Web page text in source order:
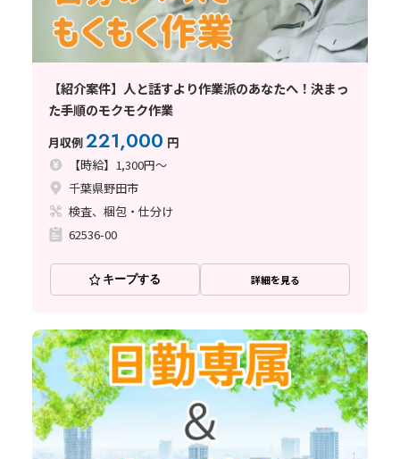
【紹介案件】人と話すより作業派のあなたへ！決まっ
た手順のモクモク作業
月収例221,000 円
【時給】1,300円～
千葉県野田市
検査、梱包・仕分け
62536-00
キープする 詳細を見る